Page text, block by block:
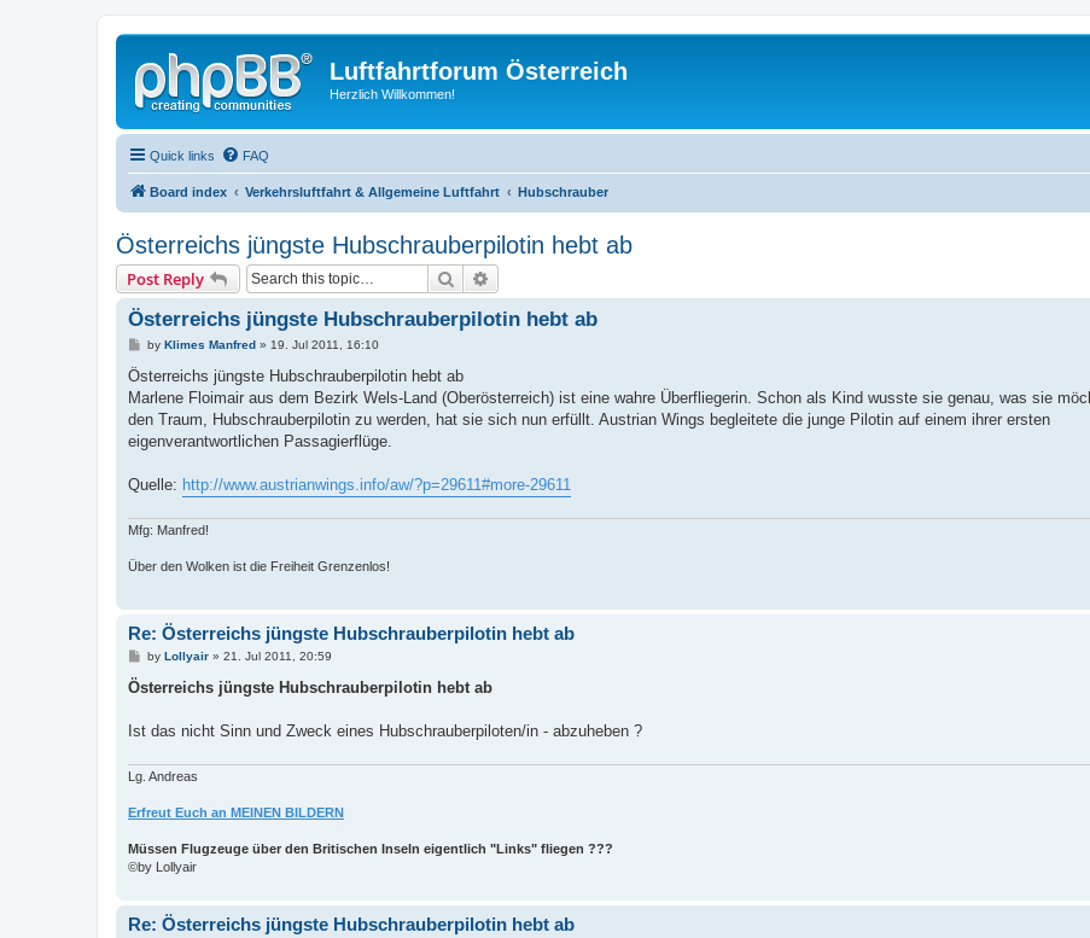
Luftfahrtforum Österreich
Herzlich Willkommen!
Quick links FAQ
Board index Verkehrsluftfahrt & Allgemeine Luftfahrt Hubschrauber
Österreichs jüngste Hubschrauberpilotin hebt ab
Post Reply Search
Österreichs jüngste Hubschrauberpilotin hebt ab
P
s
by Klimes Manfred» 19. Jul 2011, 16:10
Österreichs jüngste Hubschrauberpilotin hebt ab
Marlene Floimair aus dem Bezirk Wels-Land (Oberösterreich) ist eine wahre Überfliegerin. Schon als Kind wusste sie genau, was sie
den Traum, Hubschrauberpilotin zu werden, hat sie sich nun erfüllt. Austrian Wings begleitete die junge Pilotin auf einem ihrer ersten
eigenverantwortlichen Passagierflüge.
Quelle: http://www.austrianwings.info/aw/?p=29611#more-29611
Mfg: Manfred!
Über den Wolken ist die Freiheit Grenzenlos!
Re: Österreichs jüngste Hubschrauberpilotin hebt ab
P
s
by Lollyair» 21. Jul 2011, 20:59
Österreichs jüngste Hubschrauberpilotin hebt ab
Ist das nicht Sinn und Zweck eines Hubschrauberpiloten/in - abzuheben ?
Lg. Andreas
Erfreut Euch an MEINEN BILDERN
Müssen Flugzeuge über den Britischen Inseln eigentlich "Links" fliegen ???
©by Lollyair
Re: Österreichs jüngste Hubschrauberpilotin hebt ab